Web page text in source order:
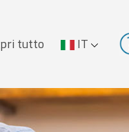
tutto IT